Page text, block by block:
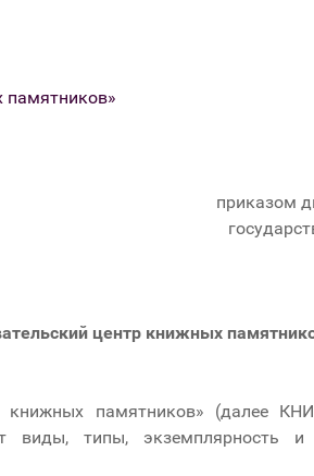
памятников»
приказом
центр книжных
книжных памятников» (далее
виды, типы, экземплярность и